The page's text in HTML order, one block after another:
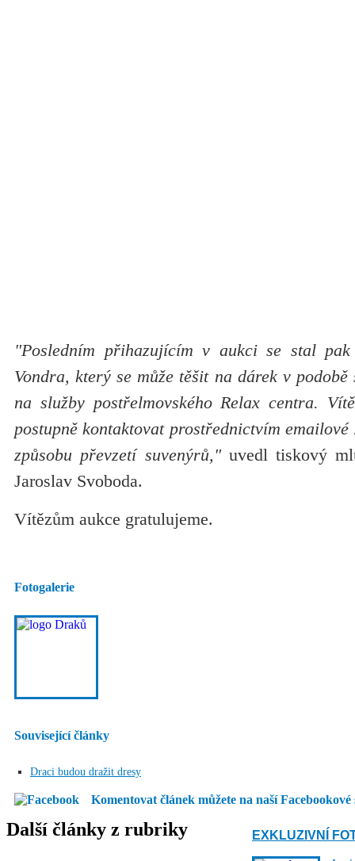
"Posledním přihazujícím v aukci se stal
Vondra, který se může těšit na dárek v podobě
na služby postřelmovského Relax centra.
postupně kontaktovat prostřednictvím
způsobu převzetí suvenýrů,"uvedl tiskový
Jaroslav Svoboda.
Vítězům aukce gratulujeme.
Fotogalerie
Související články
Draci budou dražit dresy
Komentovat článek můžete na naší Facebookové
Další články z rubriky EXKLUZIVNÍ